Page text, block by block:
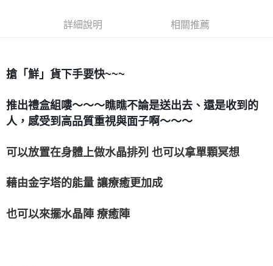
賣家宅配幫您送（台灣）
郵局幫你送（離島）
付款後門市自取
免運費
詳細說明 相關推薦
搶「鮮」貨下手要快~~~
推出禮盒組嘍～～～瞧瞧不論是送出去、還是收到的
人，感受到高品質重視與面子啊～～～
可以放置在身體上做水晶排列 也可以拿單顆冥想
藉由金字塔的能量 讓療癒更加成
也可以來擺水晶陣 療癒陣